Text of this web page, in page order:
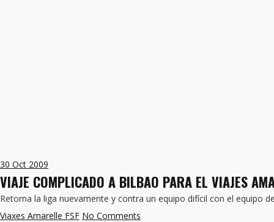
30 Oct 2009
VIAJE COMPLICADO A BILBAO PARA EL VIAJES
Retorna la liga nuevamente y contra un equipo difícil con el equipo
Viaxes Amarelle FSF No Comments